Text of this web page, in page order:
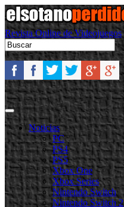
Revista Online de Videojuegos
Noticias
PC
PS4
PS5
Xbox One
Xbox Series
Nintendo Switch
Nintendo Switch 2